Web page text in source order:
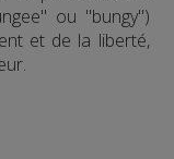
ou "bungy")
et de la liberté,